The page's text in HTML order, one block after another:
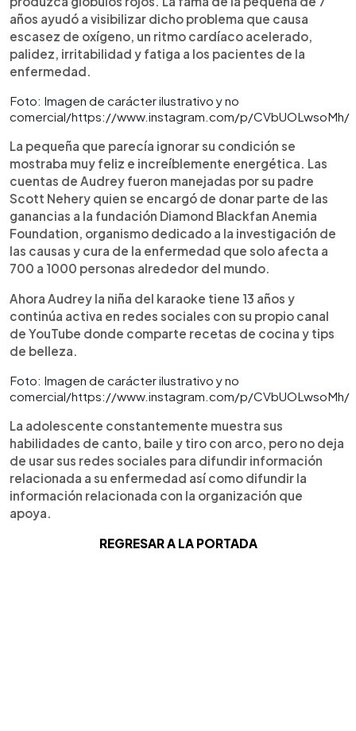
años ayudó a visibilizar dicho problema que causa
escasez de oxígeno, un ritmo cardíaco acelerado,
palidez, irritabilidad y fatiga a los pacientes de la
enfermedad.
Foto: Imagen de carácter ilustrativo y no
comercial/https://www.instagram.com/p/CVbUOLwsoMh/
La pequeña que parecía ignorar su condición se
mostraba muy feliz e increíblemente energética. Las
cuentas de Audrey fueron manejadas por su padre
Scott Nehery quien se encargó de donar parte de las
ganancias a la fundación Diamond Blackfan Anemia
Foundation, organismo dedicado a la investigación de
las causas y cura de la enfermedad que solo afecta a
700 a 1000 personas alrededor del mundo.
Ahora Audrey la niña del karaoke tiene 13 años y
continúa activa en redes sociales con su propio canal
de YouTube donde comparte recetas de cocina y tips
de belleza.
Foto: Imagen de carácter ilustrativo y no
comercial/https://www.instagram.com/p/CVbUOLwsoMh/
La adolescente constantemente muestra sus
habilidades de canto, baile y tiro con arco, pero no deja
de usar sus redes sociales para difundir información
relacionada a su enfermedad así como difundir la
información relacionada con la organización que
apoya.
REGRESAR A LA PORTADA